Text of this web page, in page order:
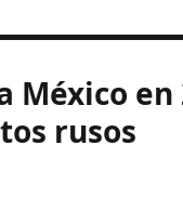
México
rusos